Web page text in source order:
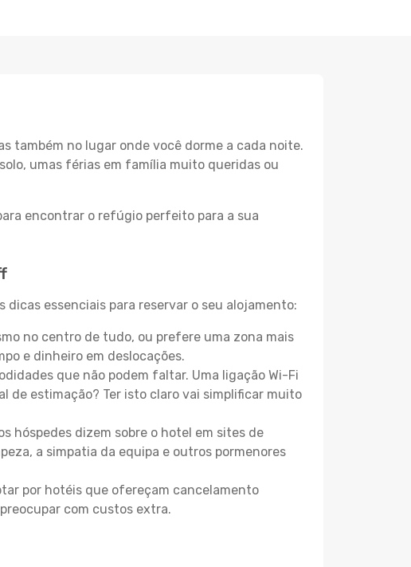
também no lugar onde você dorme a cada noite.
umas férias em família muito queridas ou
encontrar o refúgio perfeito para a sua
essenciais para reservar o seu alojamento:
no centro de tudo, ou prefere uma zona mais
e dinheiro em deslocações.
que não podem faltar. Uma ligação Wi-Fi
de estimação? Ter isto claro vai simplificar muito
hóspedes dizem sobre o hotel em sites de
a simpatia da equipa e outros pormenores
por hotéis que ofereçam cancelamento
com custos extra.